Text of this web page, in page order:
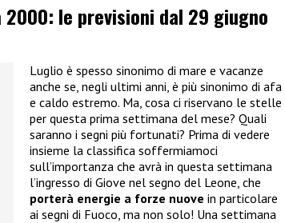
2000: le previsioni dal 29 giugno
Luglio è spesso sinonimo di mare e vacanze
anche se, negli ultimi anni, è più sinonimo di afa
e caldo estremo. Ma, cosa ci riservano le stelle
per questa prima settimana del mese? Quali
saranno i segni più fortunati? Prima di vedere
insieme la classifica soffermiamoci
sull’importanza che avrà in questa settimana
l’ingresso di Giove nel segno del Leone, che
porterà energie a forze nuove in particolare
ai segni di Fuoco, ma non solo! Una settimana